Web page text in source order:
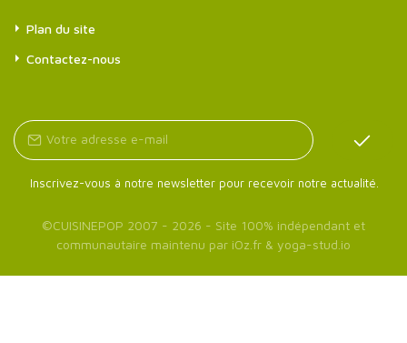
Plan du site
Contactez-nous
Inscrivez-vous à notre newsletter pour recevoir notre actualité.
©CUISINEPOP 2007 - 2026 - Site 100% indépendant et
communautaire maintenu par iOz.fr & yoga-stud.io